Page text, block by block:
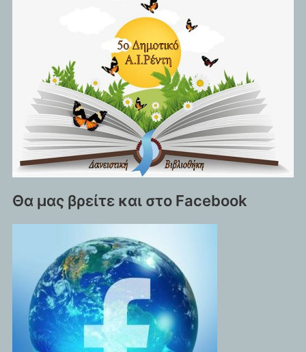
Θα μας βρείτε και στο Facebook